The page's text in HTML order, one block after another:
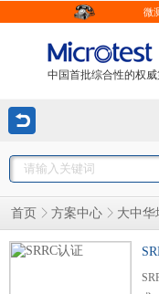
微
中国首批综合性的权
首页 方案中心 大中华